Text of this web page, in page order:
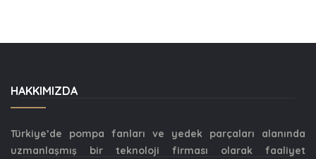
HAKKIMIZDA
Türkiye’de pompa fanları ve yedek parçaları alanında
uzmanlaşmış bir teknoloji firması olarak faaliyet